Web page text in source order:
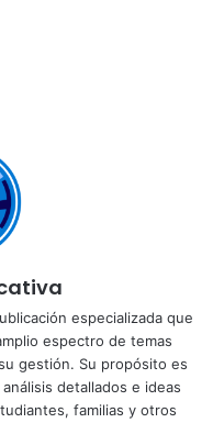
especializada que
espectro de temas
gestión. Su propósito es
detallados e ideas
familias y otros